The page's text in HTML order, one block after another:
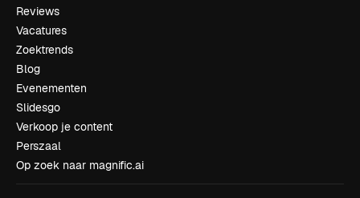
Reviews
Vacatures
Zoektrends
Blog
Evenementen
Slidesgo
Verkoop je content
Perszaal
Op zoek naar magnific.ai